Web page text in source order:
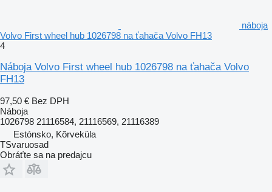
náboja
Volvo First wheel hub 1026798 na ťahača Volvo FH13
4
Náboja Volvo First wheel hub 1026798 na ťahača Volvo
FH13
97,50 € Bez DPH
Náboja
1026798 21116584, 21116569, 21116389
Estónsko, Kõrveküla
TSvaruosad
Obráťte sa na predajcu